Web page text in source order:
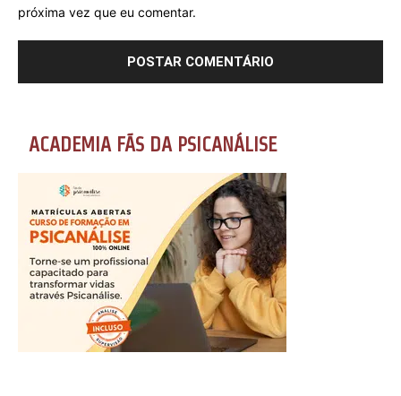
próxima vez que eu comentar.
ACADEMIA FÃS DA PSICANÁLISE